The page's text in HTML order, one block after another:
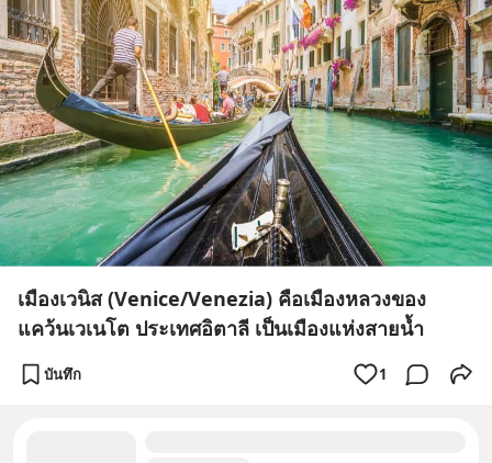
เมืองเวนิส (Venice/Venezia) คือเมืองหลวงของ
แคว้นเวเนโต ประเทศอิตาลี เป็นเมืองแห่งสายน้ำ
บันทึก 1